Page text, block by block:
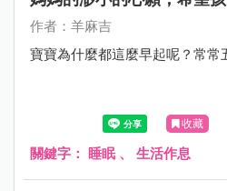
作者：羊麻吉
寶寶為什麼都這麼早起呢？常常
收藏
關鍵字： 睡眠、 生活作息